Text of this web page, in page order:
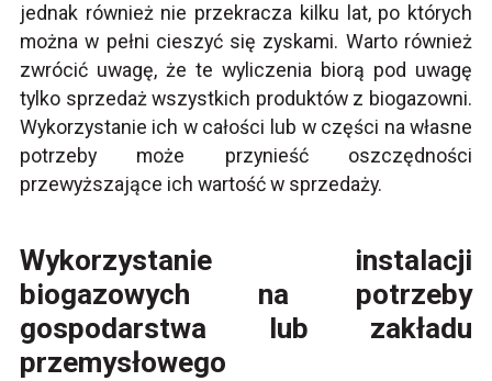
jednak również nie przekracza kilku lat, po których
można w pełni cieszyć się zyskami. Warto również
zwrócić uwagę, że te wyliczenia biorą pod uwagę
tylko sprzedaż wszystkich produktów z biogazowni.
Wykorzystanie ich w całości lub w części na własne
potrzeby może przynieść oszczędności
przewyższające ich wartość w sprzedaży.
Wykorzystanie instalacji
biogazowych na potrzeby
gospodarstwa lub zakładu
przemysłowego